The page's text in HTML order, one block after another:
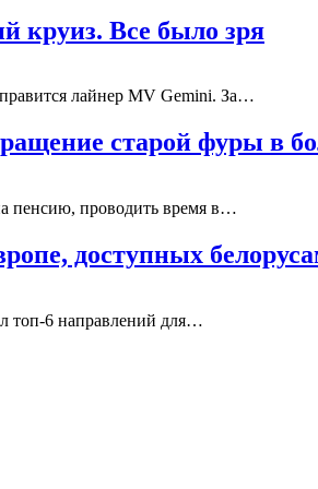
круиз. Все было зря
лайнер MV Gemini. За…
старой фуры в
пенсию, проводить время в…
доступных
топ-6 направлений для…